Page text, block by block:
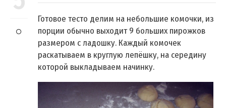
Готовое тесто делим на небольшие комочки, из
порции обычно выходит 9 больших пирожков
размером с ладошку. Каждый комочек
раскатываем в круглую лепёшку, на середину
которой выкладываем начинку.